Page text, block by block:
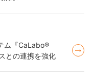
ム『CaLabo®
との連携を強化